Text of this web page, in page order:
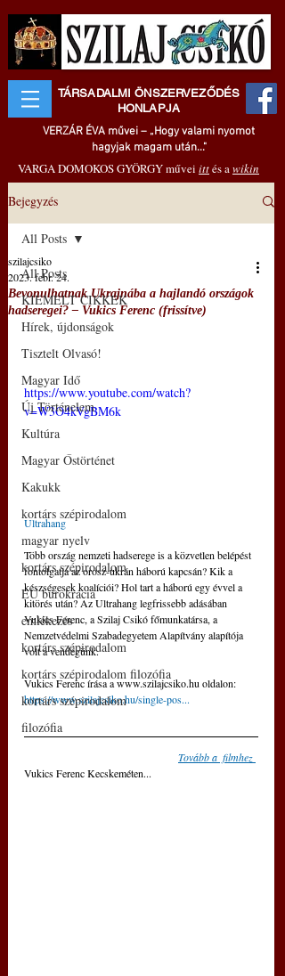
TÁRSADALMI ÖNSZERVEZŐDÉS
HONLAPJA
VERZÁR ÉVA művei – „Hogy valami nyomot
hagyjak magam után..."
VARGA DOMOKOS GYÖRGY művei ittés awikin
Bejegyzés
All Posts
KIEMELT CIKKEK
Hírek, újdonságok
Tisztelt Olvasó!
Magyar Idő
Új Történelem
Kultúra
Magyar Őstörténet
Kakukk
kortárs szépirodalom
magyar nyelv
kortárs szépirodalom
EU bürokrácia
emlékezés
kortárs szépirodalom
kortárs szépirodalom filozófia
kortárs szépirodalom
filozófia
All Posts
Bevonulhatnak Ukrajnába a hajlandó országok
hadseregei? – Vukics Ferenc (frissítve)
szilajcsiko
2023. febr. 24.
https://www.youtube.com/watch?
v=W3O4kVgBM6k
Ultrahang
Több ország nemzeti hadserege is a közvetlen belépést
fontolgatja az orosz-ukrán háború kapcsán? Kik a
készségesek koalíciói? Hol tart a háború egy évvel a
kitörés után? Az Ultrahang legfrissebb adásában
Vukics Ferenc, a Szilaj Csikó főmunkatársa, a
Nemzetvédelmi Szabadegyetem Alapítvány alapítója
volt a vendégünk.
Vukics Ferenc írása a www.szilajcsiko.hu oldalon:
https://www.szilajcsiko.hu/single-pos...
Tovább a  filmhez
Vukics Ferenc Kecskeméten...